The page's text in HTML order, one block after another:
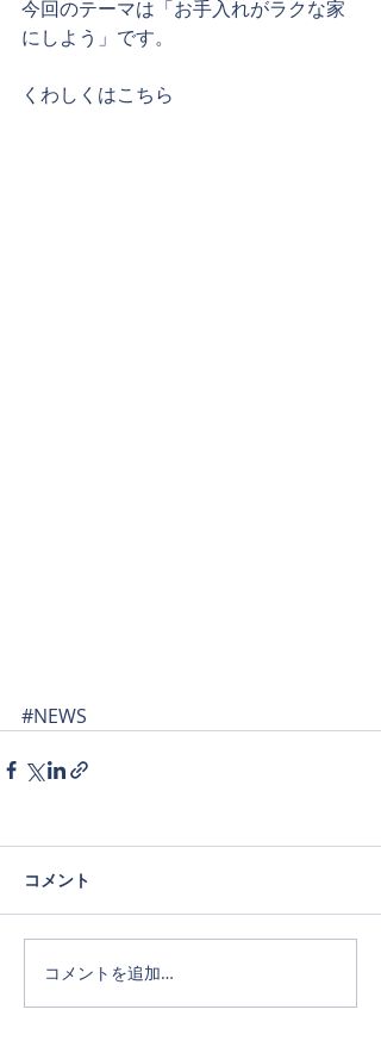
今回のテーマは「お手入れがラクな家
にしよう」です。
くわしくはこちら
#NEWS
コメント
コメントを追加…